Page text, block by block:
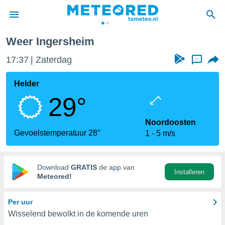
door
verstrekte
hoge
hebt de
voor
op basis
Weer Ingersheim
17:37 Zaterdag ...
Helder
29°
Gevoelstemperatuur 28°
Noordoosten
1
5 m/s
Download GRATIS de app van
Meteored!
Installeren
Per uur
Wisselend bewolkt in de komende uren